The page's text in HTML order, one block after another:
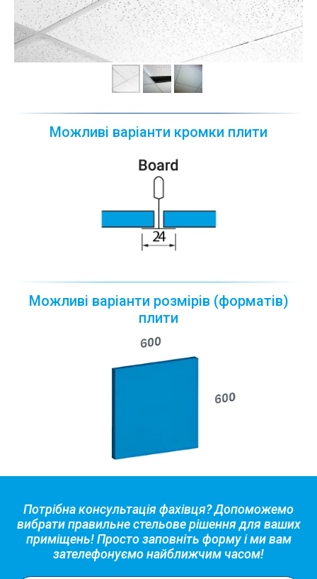
Можливі варіанти кромки плити
Можливі варіанти розмірів (форматів)
плити
Потрібна консультація фахівця? Допоможемо
вибрати правильне стельове рішення для ваших
приміщень! Просто заповніть форму і ми вам
зателефонуємо найближчим часом!